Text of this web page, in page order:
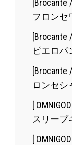
フロンセ
ピエロパ
ロンセシ
[
スリーブ
[